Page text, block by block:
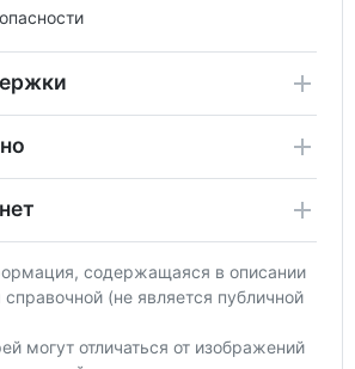
содержащаяся в описании
справочной (не является публичной
могут отличаться от изображений